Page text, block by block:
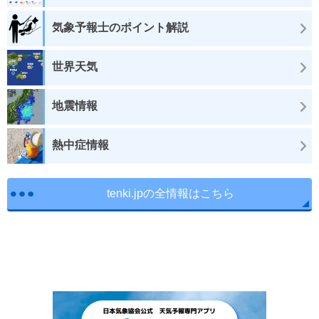
気象予報士のポイント解説
世界天気
地震情報
熱中症情報
tenki.jpの全情報はこちら